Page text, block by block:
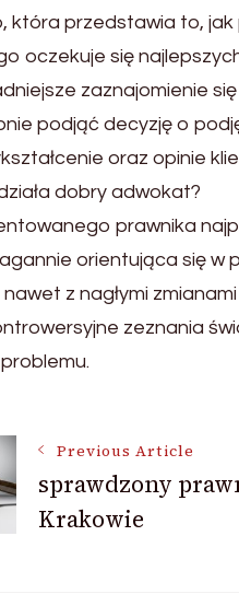
która przedstawia to, jak
oczekuje się
zaznajomienie
podjąć decyzję o
oraz opinie
dobry adwokat?
prawnika
orientująca się w
z nagłymi
zeznania
Previous Article
sprawdzony
Krakowie